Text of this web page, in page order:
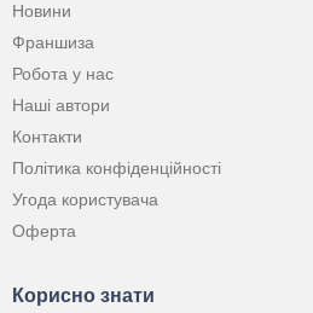
Новини
Франшиза
Робота у нас
Наші автори
Контакти
Політика конфіденційності
Угода користувача
Оферта
Корисно знати